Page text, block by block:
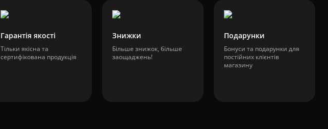
Гарантія якості
Тільки якісна та
сертифікована продукція
Знижки
Більше знижок, більше
заощаджень!
Подарунки
Бонуси та подарунки для
постійних клієнтів
магазину